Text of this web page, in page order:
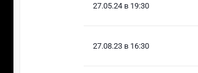
27.05.24 в 19:30
27.08.23 в 16:30